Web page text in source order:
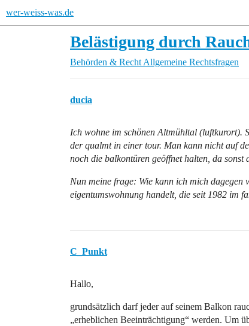
wer-weiss-was.de
Belästigung durch
Behörden & Recht Allgemeine Rechtsfragen
ducia
Ich wohne im schönen Altmühltal (luftkurort).
der qualmt in einer tour. Man kann nicht auf
noch die balkontüren geöffnet halten, da sonst
Nun meine frage: Wie kann ich mich dagegen
eigentumswohnung handelt, die seit 1982 im
C_Punkt
Hallo,
grundsätzlich darf jeder auf seinem Balkon
„erheblichen Beeinträchtigung“ werden. Um